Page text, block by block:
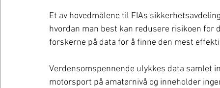
Et av hovedmålene til FIAs
hvordan man best kan redusere risikoen for
forskerne på data for å finne den mest
Verdensomspennende ulykkes data samlet
motorsport på amatørnivå og inneholder